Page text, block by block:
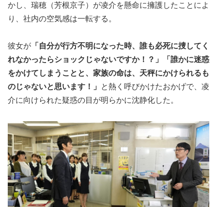
かし、瑞穂（芳根京子）が凌介を懸命に擁護したことによ
り、社内の空気感は一転する。
彼女が 「自分が行方不明になった時、誰も必死に捜してく
れなかったらショックじゃないですか！？」「誰かに迷惑
をかけてしまうことと、家族の命は、天秤にかけられるも
のじゃないと思います！」
と熱く呼びかけたおかげで、凌
介に向けられた疑惑の目が明らかに沈静化した。